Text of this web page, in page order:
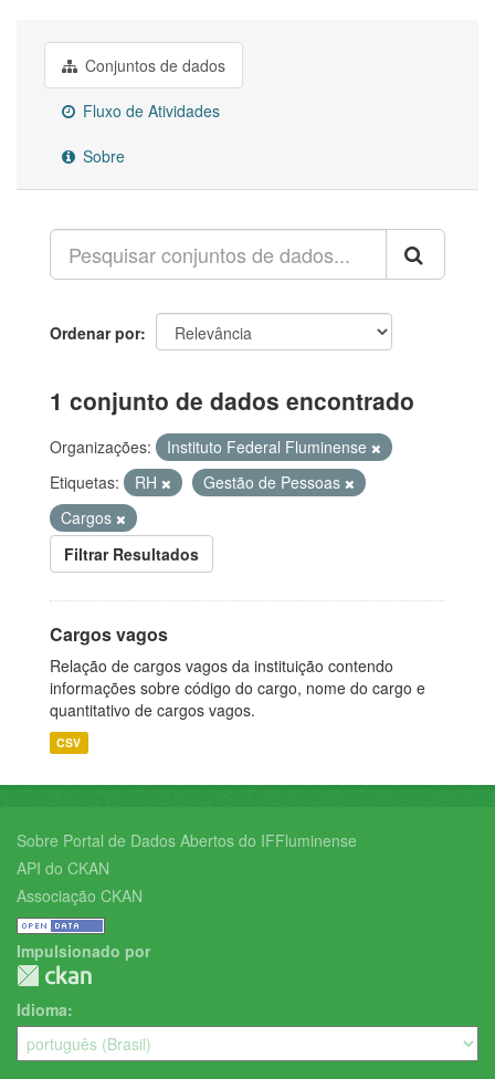
Conjuntos de dados
Fluxo de Atividades
Sobre
Ordenar por
1 conjunto de dados encontrado
Organizações:
Instituto Federal Fluminense
Etiquetas:
RH
Gestão de Pessoas
Cargos
Filtrar Resultados
Cargos vagos
Relação de cargos vagos da instituição contendo
informações sobre código do cargo, nome do cargo e
quantitativo de cargos vagos.
CSV
Sobre Portal de Dados Abertos do IFFluminense
API do CKAN
Associação CKAN
Impulsionado por
Idioma